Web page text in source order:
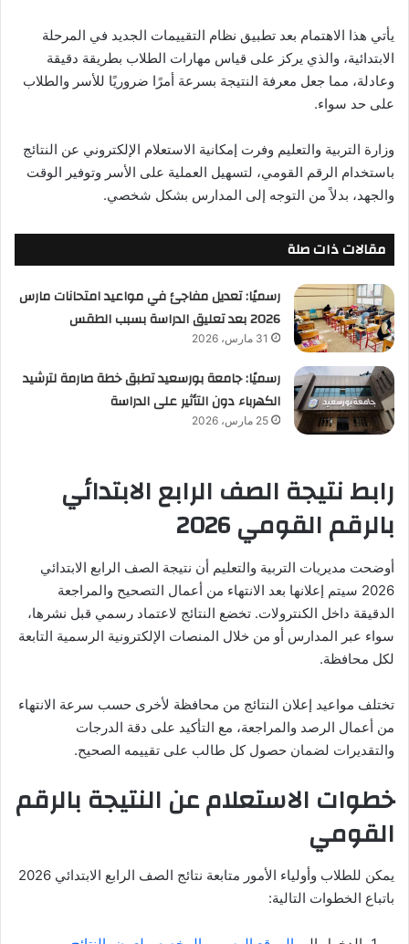
يأتي هذا الاهتمام بعد تطبيق نظام التقييمات الجديد في المرحلة
الابتدائية، والذي يركز على قياس مهارات الطلاب بطريقة دقيقة
وعادلة، مما جعل معرفة النتيجة بسرعة أمرًا ضروريًا للأسر والطلاب
على حد سواء.
وزارة التربية والتعليم وفرت إمكانية الاستعلام الإلكتروني عن النتائج
باستخدام الرقم القومي، لتسهيل العملية على الأسر وتوفير الوقت
والجهد، بدلاً من التوجه إلى المدارس بشكل شخصي.
مقالات ذات صلة
رسميًا: تعديل مفاجئ في مواعيد امتحانات مارس
2026 بعد تعليق الدراسة بسبب الطقس
31 مارس، 2026
رسميًا: جامعة بورسعيد تطبق خطة صارمة لترشيد
الكهرباء دون التأثير على الدراسة
25 مارس، 2026
رابط نتيجة الصف الرابع الابتدائي
بالرقم القومي 2026
أوضحت مديريات التربية والتعليم أن نتيجة الصف الرابع الابتدائي
2026 سيتم إعلانها بعد الانتهاء من أعمال التصحيح والمراجعة
الدقيقة داخل الكنترولات. تخضع النتائج لاعتماد رسمي قبل نشرها،
سواء عبر المدارس أو من خلال المنصات الإلكترونية الرسمية التابعة
لكل محافظة.
تختلف مواعيد إعلان النتائج من محافظة لأخرى حسب سرعة الانتهاء
من أعمال الرصد والمراجعة، مع التأكيد على دقة الدرجات
والتقديرات لضمان حصول كل طالب على تقييمه الصحيح.
خطوات الاستعلام عن النتيجة بالرقم
القومي
يمكن للطلاب وأولياء الأمور متابعة نتائج الصف الرابع الابتدائي 2026
باتباع الخطوات التالية: